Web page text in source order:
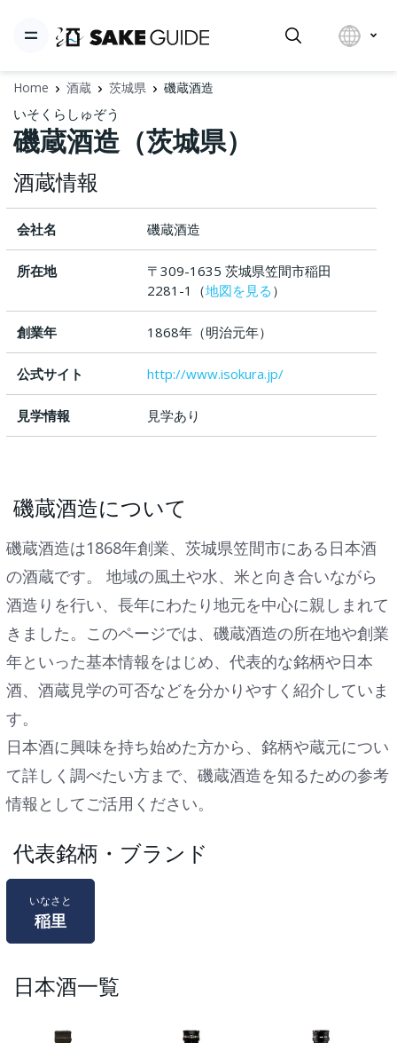
Home 酒蔵 茨城県 磯蔵酒造
いそくらしゅぞう
磯蔵酒造（茨城県）
酒蔵情報
会社名 磯蔵酒造
所在地
〒309-1635 茨城県笠間市稲田
2281-1（地図を見る ）
創業年 1868年（明治元年）
公式サイト http://www.isokura.jp/
見学情報 見学あり
磯蔵酒造について
磯蔵酒造は1868年創業、茨城県笠間市にある日本酒
の酒蔵です。 地域の風土や水、米と向き合いながら
酒造りを行い、長年にわたり地元を中心に親しまれて
きました。このページでは、磯蔵酒造の所在地や創業
年といった基本情報をはじめ、代表的な銘柄や日本
酒、酒蔵見学の可否などを分かりやすく紹介していま
す。
日本酒に興味を持ち始めた方から、銘柄や蔵元につい
て詳しく調べたい方まで、磯蔵酒造を知るための参考
情報としてご活用ください。
代表銘柄・ブランド
いなさと
稲里
日本酒一覧